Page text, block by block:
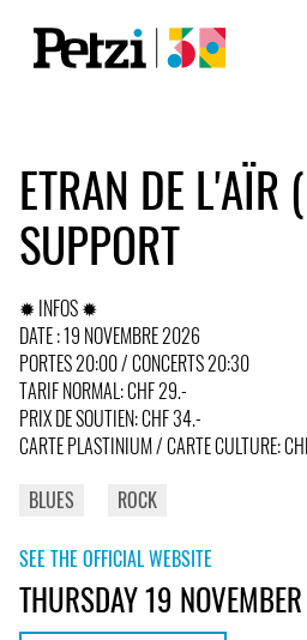
ETRAN DE L'AÏR
SUPPORT
✹ INFOS ✹
DATE : 19 NOVEMBRE 2026
PORTES 20:00 / CONCERTS 20:30
TARIF NORMAL: CHF 29.-
PRIX DE SOUTIEN: CHF 34.-
CARTE PLASTINIUM / CARTE CULTURE:
BLUES
ROCK
SEE THE OFFICIAL WEBSITE
THURSDAY 19